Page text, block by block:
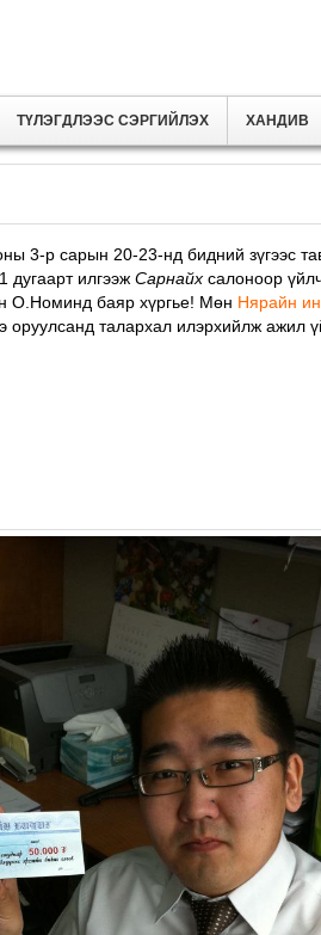
ТҮЛЭГДЛЭЭС СЭРГИЙЛЭХ ХАНДИВ
3-р сарын 20-23-нд бидний зүгээс
дугаарт илгээж Сарнайх салоноор
О.Номинд баяр хүргье! Мөн Нярайн
оруулсанд талархал илэрхийлж ажил